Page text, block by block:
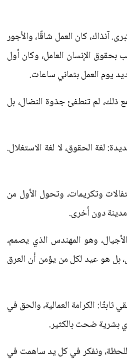
آنذاك، كان العمل شاقًا، والأجور
حركة تطالب بحقوق الإنسان العامل، وكان أول
ذلك، لم تنطفئ جذوة النضال، بل
لغة الحقوق، لا لغة الاستغلال.
وتكريمات، وتحول الأول من
دون أخرى.
وهو المهندس الذي يصمم،
بل هو عيد لكل من يؤمن أن العرق
الكرامة العمالية، والحق في
بشرية ضحت بالكثير.
للحظة، ونفكر في كل يد ساهمت في